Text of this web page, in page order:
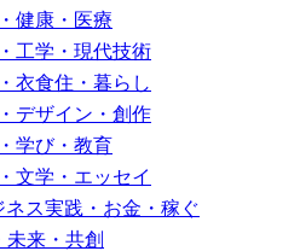
健康・医療
工学・現代技術
衣食住・暮らし
デザイン・創作
学び・教育
文学・エッセイ
ネス実践・お金・稼ぐ
未来・共創